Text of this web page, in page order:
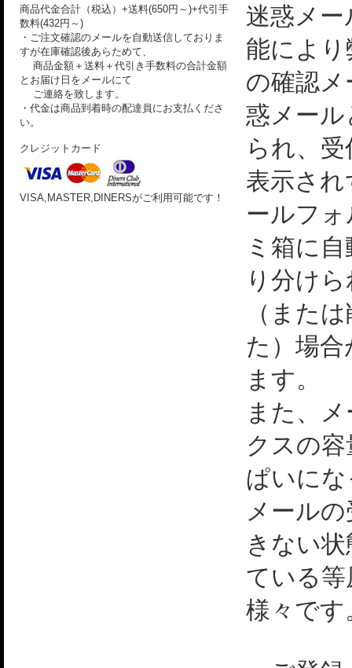
商品代金合計（税込）+送料(650円～)+代引手
数料(432円～)
・ご注文確認のメールを自動送信しておりま
すが在庫確認後あらためて、
商品金額＋送料＋代引き手数料の合計金額
とお届け日をメールにて
ご連絡を致します。
・代金は商品到着時の配達員にお支払くださ
い。
クレジットカード
VISA,MASTER,DINERSがご利用可能です！
迷惑メー
能によ
の確認
惑メー
られ、
表示さ
ールフ
ミ箱に
り分け
（また
た）場
ます。
また、
クスの
ぱいに
メール
きない
ている
様々です